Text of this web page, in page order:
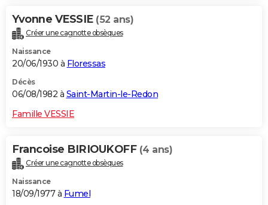
Yvonne VESSIE (52 ans)
Créer une cagnotte obsèques
Naissance
20/06/1930 à Floressas
Décès
06/08/1982 à Saint-Martin-le-Redon
Famille VESSIE
Francoise BIRIOUKOFF (4 ans)
Créer une cagnotte obsèques
Naissance
18/09/1977 à Fumel